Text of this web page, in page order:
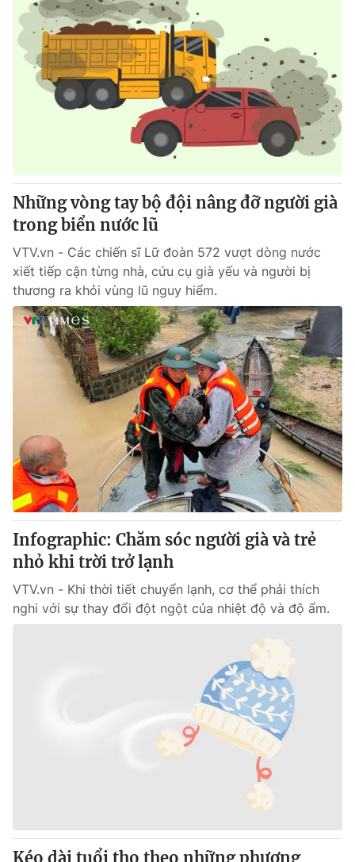
® Cấm sao chép dưới mọi hình thức nếu không có sự chấp
thuận bằng văn bản. Ghi rõ nguồn VTV.vn khi phát hành lại
thông tin từ website này.
Những vòng tay bộ đội nâng đỡ người già
trong biển nước lũ
VTV.vn - Các chiến sĩ Lữ đoàn 572 vượt dòng nước
xiết tiếp cận từng nhà, cứu cụ già yếu và người bị
thương ra khỏi vùng lũ nguy hiểm.
Infographic: Chăm sóc người già và trẻ
nhỏ khi trời trở lạnh
VTV.vn - Khi thời tiết chuyển lạnh, cơ thể phải thích
nghi với sự thay đổi đột ngột của nhiệt độ và độ ẩm.
Kéo dài tuổi thọ theo những phương